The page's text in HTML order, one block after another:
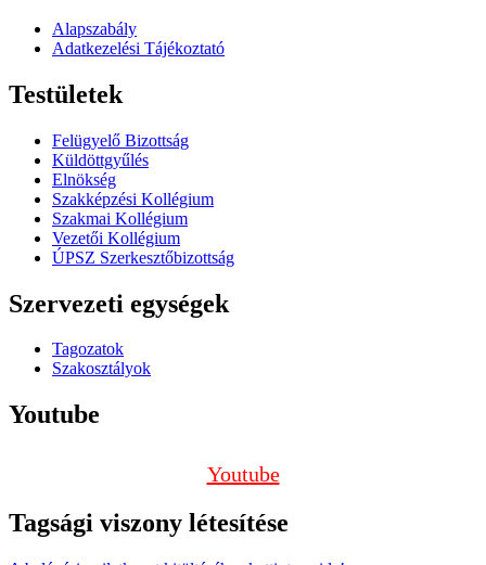
Alapszabály
Adatkezelési Tájékoztató
Testületek
Felügyelő Bizottság
Küldöttgyűlés
Elnökség
Szakképzési Kollégium
Szakmai Kollégium
Vezetői Kollégium
ÚPSZ Szerkesztőbizottság
Szervezeti egységek
Tagozatok
Szakosztályok
Youtube
Youtube
Tagsági viszony létesítése